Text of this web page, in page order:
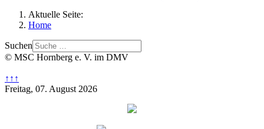
Aktuelle Seite:
Home
Suchen
© MSC Hornberg e. V. im DMV
↑↑↑
Freitag, 07. August 2026